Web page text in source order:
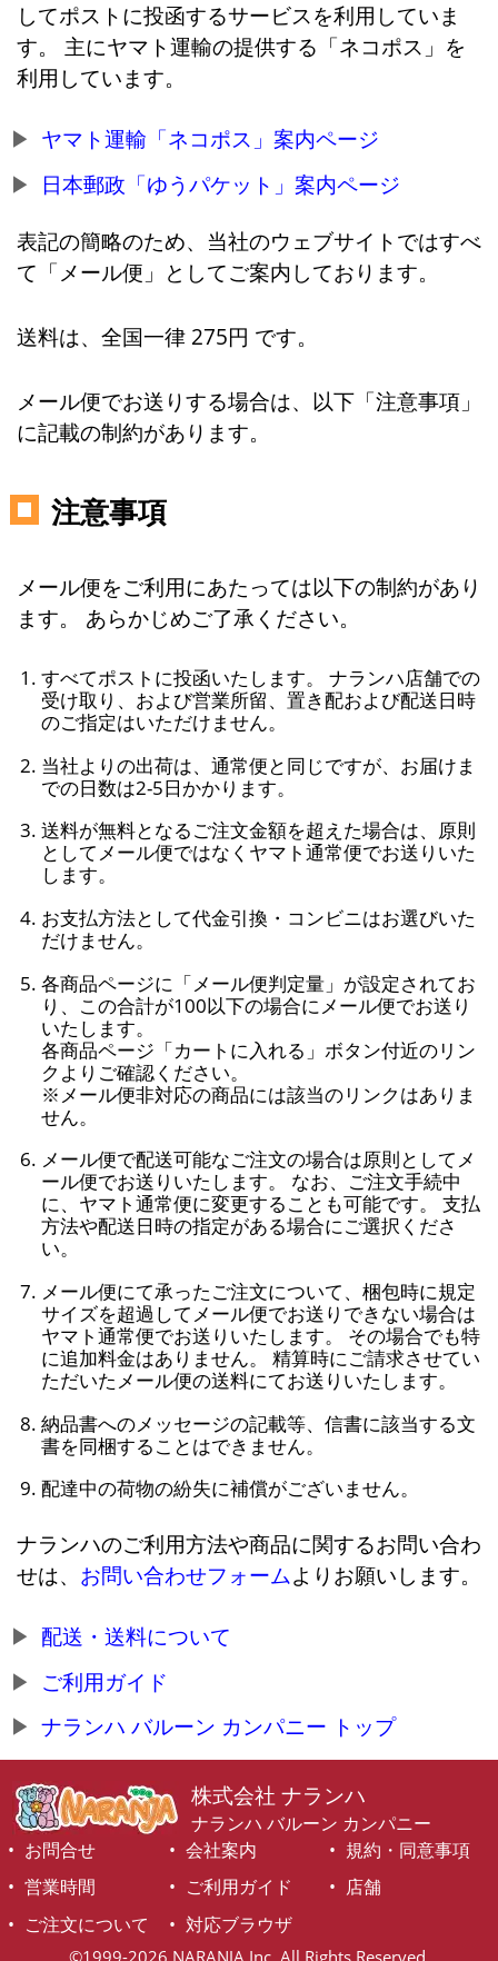
してポストに投函するサービスを利用していま
す。 主にヤマト運輸の提供する「ネコポス」を
利用しています。
ヤマト運輸「ネコポス」案内ページ
日本郵政「ゆうパケット」案内ページ
表記の簡略のため、当社のウェブサイトではすべ
て「メール便」としてご案内しております。
送料は、全国一律 275円 です。
メール便でお送りする場合は、以下「注意事項」
に記載の制約があります。
注意事項
メール便をご利用にあたっては以下の制約があり
ます。 あらかじめご了承ください。
すべてポストに投函いたします。 ナランハ店舗での
受け取り、および営業所留、置き配および配送日時
のご指定はいただけません。
当社よりの出荷は、通常便と同じですが、お届けま
での日数は2-5日かかります。
送料が無料となるご注文金額を超えた場合は、原則
としてメール便ではなくヤマト通常便でお送りいた
します。
お支払方法として代金引換・コンビニはお選びいた
だけません。
各商品ページに「メール便判定量」が設定されてお
り、この合計が100以下の場合にメール便でお送り
いたします。
各商品ページ「カートに入れる」ボタン付近のリン
クよりご確認ください。
※メール便非対応の商品には該当のリンクはありま
せん。
メール便で配送可能なご注文の場合は原則としてメ
ール便でお送りいたします。 なお、ご注文手続中
に、ヤマト通常便に変更することも可能です。 支払
方法や配送日時の指定がある場合にご選択くださ
い。
メール便にて承ったご注文について、梱包時に規定
サイズを超過してメール便でお送りできない場合は
ヤマト通常便でお送りいたします。 その場合でも特
に追加料金はありません。 精算時にご請求させてい
ただいたメール便の送料にてお送りいたします。
納品書へのメッセージの記載等、信書に該当する文
書を同梱することはできません。
配達中の荷物の紛失に補償がございません。
ナランハのご利用方法や商品に関するお問い合わ
せは、 お問い合わせフォームよりお願いします。
配送・送料について
ご利用ガイド
ナランハ バルーン カンパニー トップ
株式会社 ナランハ
ナランハ バルーン カンパニー
お問合せ
会社案内
規約・同意事項
営業時間
ご利用ガイド
店舗
ご注文について
対応ブラウザ